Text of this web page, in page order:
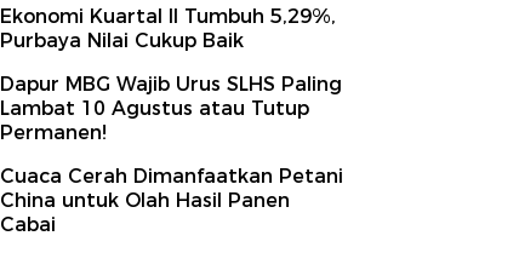
Ekonomi Kuartal II Tumbuh 5,29%,
Purbaya Nilai Cukup Baik
Dapur MBG Wajib Urus SLHS Paling
Lambat 10 Agustus atau Tutup
Permanen!
Cuaca Cerah Dimanfaatkan Petani
China untuk Olah Hasil Panen
Cabai